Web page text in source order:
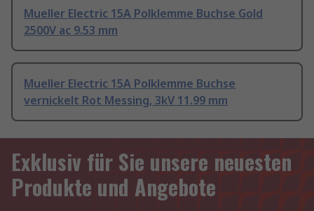
Mueller Electric 15A Polklemme Buchse Gold
2500V ac 9.53 mm
Mueller Electric 15A Polklemme Buchse
vernickelt Rot Messing, 3kV 11.99 mm
Exklusiv für Sie unsere neuesten
Produkte und Angebote